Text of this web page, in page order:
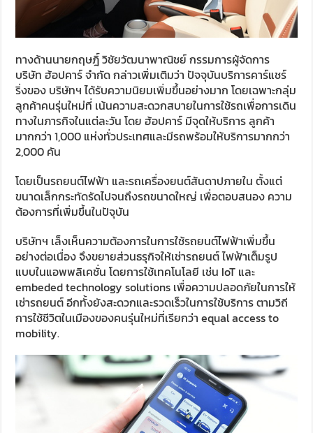
ทางด้านนายกฤษฎิ์ วิชัยวัฒนาพาณิชย์ กรรมการผู้จัดการ
บริษัท ฮ้อปคาร์ จำกัด กล่าวเพิ่มเติมว่า ปัจจุบันบริการคาร์แชร์
ริ่งของ บริษัทฯ ได้รับความนิยมเพิ่มขึ้นอย่างมาก โดยเฉพาะกลุ่ม
ลูกค้าคนรุ่นใหม่ที่ เน้นความสะดวกสบายในการใช้รถเพื่อการเดิน
ทางในภารกิจในแต่ละวัน โดย ฮ้อปคาร์ มีจุดให้บริการ ลูกค้า
มากกว่า 1,000 แห่งทั่วประเทศและมีรถพร้อมให้บริการมากกว่า
2,000 คัน
โดยเป็นรถยนต์ไฟฟ้า และรถเครื่องยนต์สันดาปภายใน ตั้งแต่
ขนาดเล็กกระทัดรัดไปจนถึงรถขนาดใหญ่ เพื่อตอบสนอง ความ
ต้องการที่เพิ่มขึ้นในปัจุบัน
บริษัทฯ เล็งเห็นความต้องการในการใช้รถยนต์ไฟฟ้าเพิ่มขึ้น
อย่างต่อเนื่อง จึงขยายส่วนธรุกิจให้เช่ารถยนต์ ไฟฟ้าเต็มรูป
แบบในแอพพลิเคชั่น โดยการใช้เทคโนโลยี เช่น IoT และ
embeded technology solutions เพื่อความปลอดภัยในการให้
เช่ารถยนต์ อีกทั้งยังสะดวกและรวดเร็วในการใช้บริการ ตามวิถี
การใช้ชีวิตในเมืองของคนรุ่นใหม่ที่เรียกว่า equal access to
mobility.